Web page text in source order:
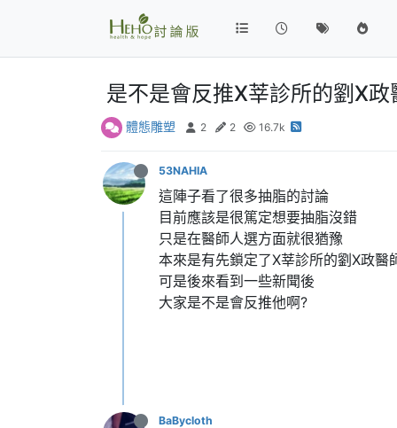
是不是會反推X莘診所的劉X政
體態雕塑 2 2 16.7k
53NAHIA
這陣子看了很多抽脂的討論
目前應該是很篤定想要抽脂沒錯
只是在醫師人選方面就很猶豫
本來是有先鎖定了X莘診所的劉X政醫
可是後來看到一些新聞後
大家是不是會反推他啊?
BaBycloth